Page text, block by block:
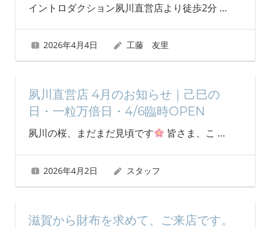
イントロダクション夙川直営店より徒歩2分 …
2026年4月4日 工藤 友里
夙川直営店 4月のお知らせ｜己巳の
日・一粒万倍日・4/6臨時OPEN
夙川の桜、まだまだ見頃です 皆さま、こ …
2026年4月2日 スタッフ
滋賀から財布を求めて、ご来店です。